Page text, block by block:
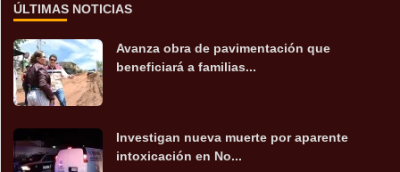
ÚLTIMAS NOTICIAS
Avanza obra de pavimentación que
beneficiará a familias...
Investigan nueva muerte por aparente
intoxicación en No...